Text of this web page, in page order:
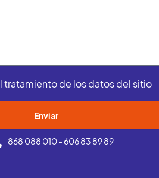
tratamiento de los datos del sitio
Enviar
868 088 010 - 606 83 89 89